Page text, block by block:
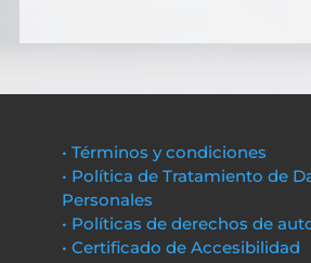
• Términos y condiciones
• Política de Tratamiento de
Personales
• Políticas de derechos de
• Certificado de Accesibilidad